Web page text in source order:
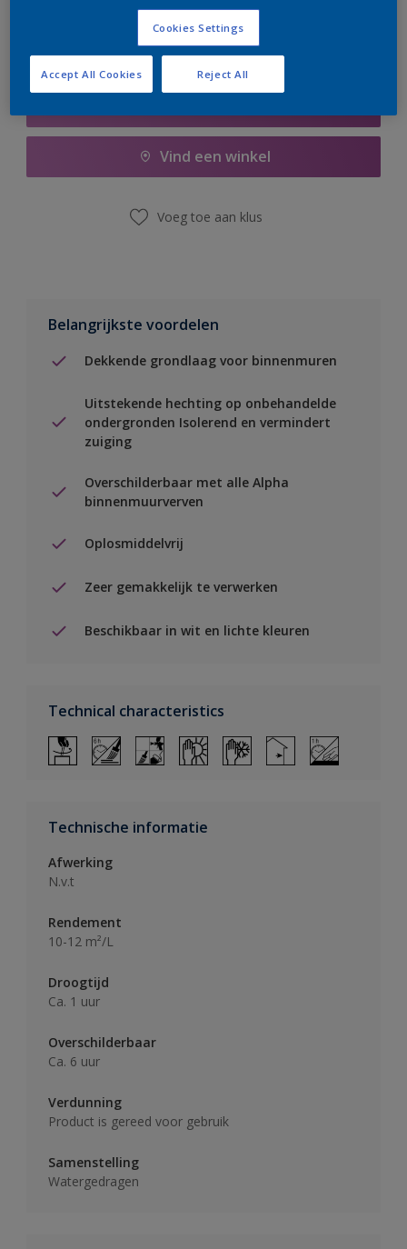
Vind een winkel
Voeg toe aan klus
Belangrijkste voordelen
Dekkende grondlaag voor binnenmuren
Uitstekende hechting op onbehandelde
ondergronden Isolerend en vermindert
zuiging
Overschilderbaar met alle Alpha
binnenmuurverven
Oplosmiddelvrij
Zeer gemakkelijk te verwerken
Beschikbaar in wit en lichte kleuren
Technical characteristics
Technische informatie
Afwerking
N.v.t
Rendement
10-12 m²/L
Droogtijd
Ca. 1 uur
Overschilderbaar
Ca. 6 uur
Verdunning
Product is gereed voor gebruik
Samenstelling
Watergedragen
Cookies Settings
Reject All
Accept All Cookies